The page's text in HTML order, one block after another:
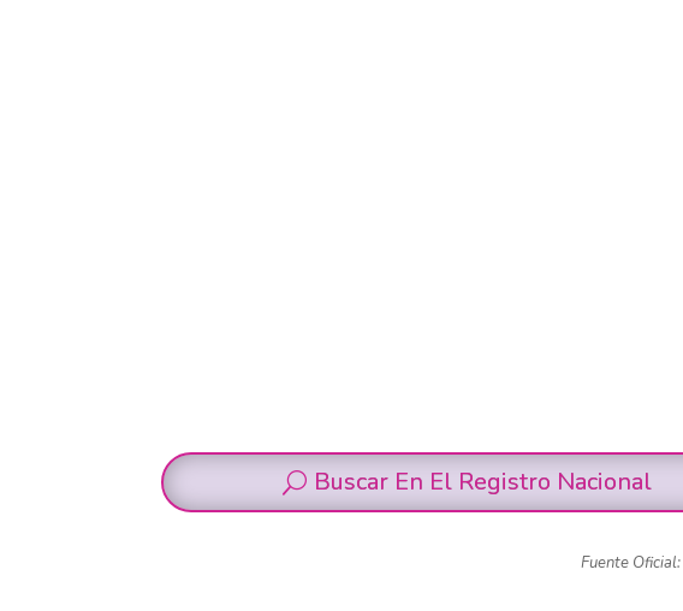
Buscar En El Registro Nacional
Fuente Oficial: